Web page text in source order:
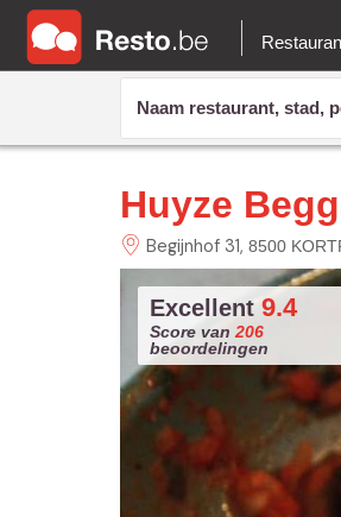
Huyze
Begijnhof 31 8500
Excellent 9.4
Score van 206
beoordelingen